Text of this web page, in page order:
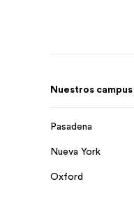
Nuestros campus
Pasadena
Nueva York
Oxford